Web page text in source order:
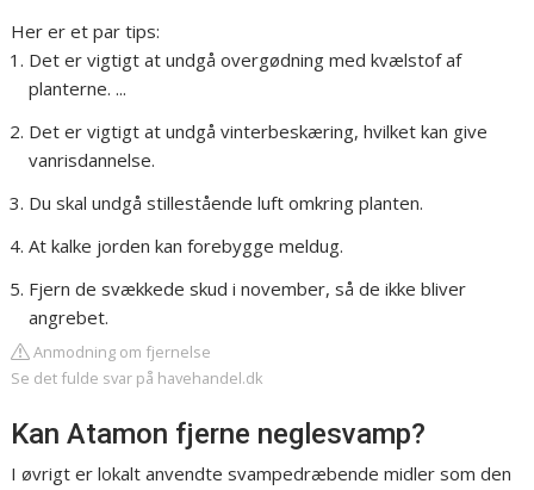
Her er et par tips:
Det er vigtigt at undgå overgødning med kvælstof af
planterne. ...
Det er vigtigt at undgå vinterbeskæring, hvilket kan give
vanrisdannelse.
Du skal undgå stillestående luft omkring planten.
At kalke jorden kan forebygge meldug.
Fjern de svækkede skud i november, så de ikke bliver
angrebet.
Anmodning om fjernelse
Se det fulde svar på havehandel.dk
Kan Atamon fjerne neglesvamp?
I øvrigt er lokalt anvendte svampedræbende midler som den